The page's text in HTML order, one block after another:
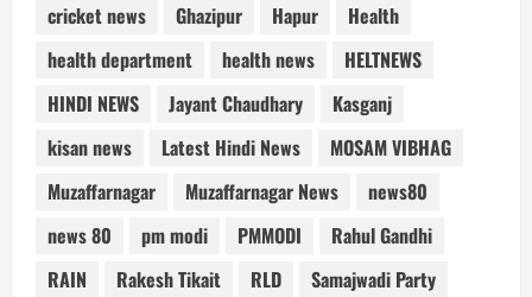
cricket news
Ghazipur Hapur
Health
health department
health news
HELTNEWS
HINDI NEWS
Jayant Chaudhary
Kasganj
kisan news
Latest Hindi News
MOSAM VIBHAG
Muzaffarnagar
Muzaffarnagar News
news80
news 80
pm modi PMMODI
Rahul Gandhi
RAIN
Rakesh Tikait RLD
Samajwadi Party